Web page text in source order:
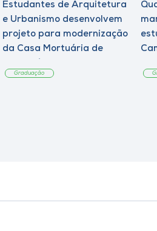
Estudantes de Arquitetura
e Urbanismo desenvolvem
projeto para modernização
da Casa Mortuária de
Graduação